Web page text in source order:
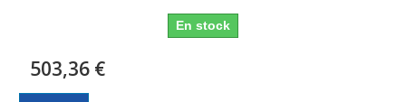
En stock
503,36 €